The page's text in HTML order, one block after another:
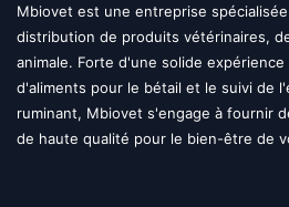
Mbiovet est une entreprise
distribution de produits vétérinaires,
animale. Forte d'une solide
d'aliments pour le bétail et le suivi de
ruminant, Mbiovet s'engage à fournir
de haute qualité pour le bien-être de